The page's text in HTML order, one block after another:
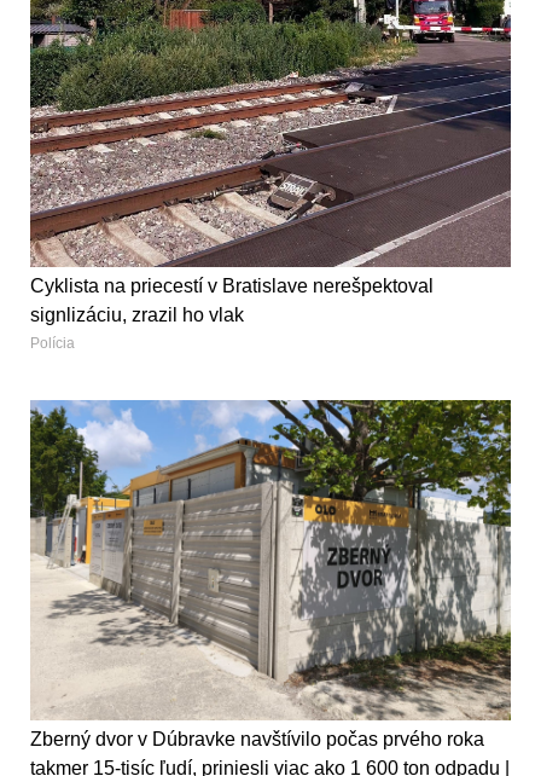
Cyklista na priecestí v Bratislave nerešpektoval
signlizáciu, zrazil ho vlak
Polícia
Zberný dvor v Dúbravke navštívilo počas prvého roka
takmer 15-tisíc ľudí, priniesli viac ako 1 600 ton odpadu |